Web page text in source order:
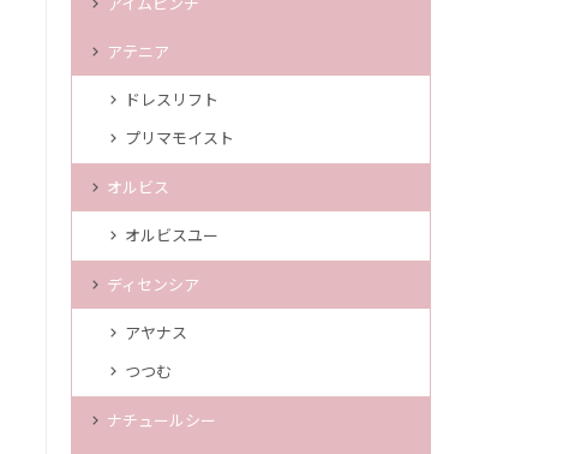
アテニア
ドレスリフト
プリマモイスト
オルビス
オルビスユー
ディセンシア
アヤナス
つつむ
ナチュールシー